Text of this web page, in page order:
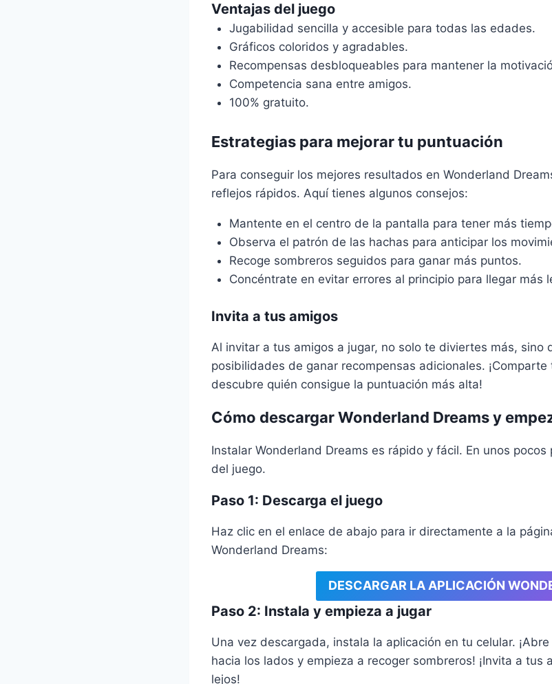
Ventajas del juego
Jugabilidad sencilla y accesible para todas las edades.
Gráficos coloridos y agradables.
Recompensas desbloqueables para mantener la
Competencia sana entre amigos.
100% gratuito.
Estrategias para mejorar tu puntuación
Para conseguir los mejores resultados en Wonderland
reflejos rápidos. Aquí tienes algunos consejos:
Mantente en el centro de la pantalla para tener más
Observa el patrón de las hachas para anticipar los
Recoge sombreros seguidos para ganar más puntos.
Concéntrate en evitar errores al principio para llegar más
Invita a tus amigos
Al invitar a tus amigos a jugar, no solo te diviertes más, sino
posibilidades de ganar recompensas adicionales.
descubre quién consigue la puntuación más alta!
Cómo descargar Wonderland Dreams y
Instalar Wonderland Dreams es rápido y fácil. En unos
del juego.
Paso 1: Descarga el juego
Haz clic en el enlace de abajo para ir directamente a la
Wonderland Dreams:
DESCARGAR LA APLICACIÓN
Paso 2: Instala y empieza a jugar
Una vez descargada, instala la aplicación en tu celular.
hacia los lados y empieza a recoger sombreros! ¡Invita a tus
lejos!